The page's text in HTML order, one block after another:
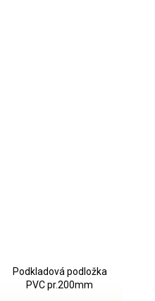
Podkladová podložka
PVC pr.200mm